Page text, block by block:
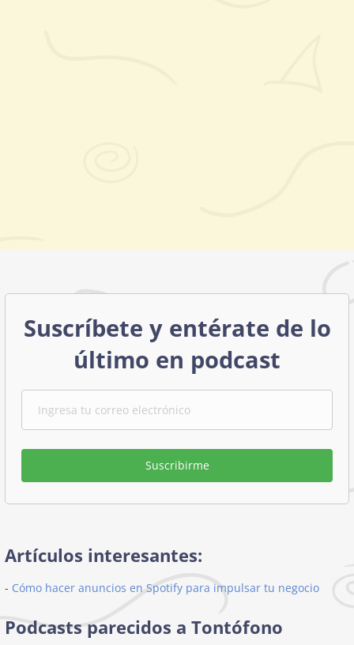
Suscríbete y entérate de lo
último en podcast
Suscribirme
Artículos interesantes:
- Cómo hacer anuncios en Spotify para impulsar tu negocio
Podcasts parecidos a Tontófono